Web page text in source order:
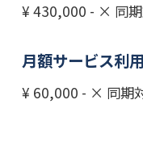
¥ 430,000 - × 同
月額サービス利
¥ 60,000 - × 同期